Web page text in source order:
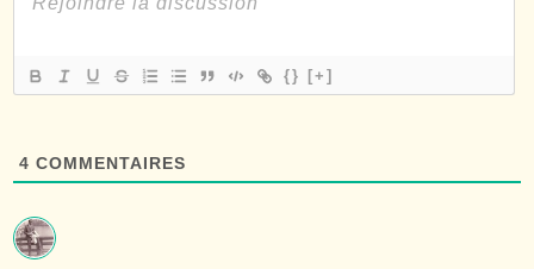
{} [+]
4 COMMENTAIRES